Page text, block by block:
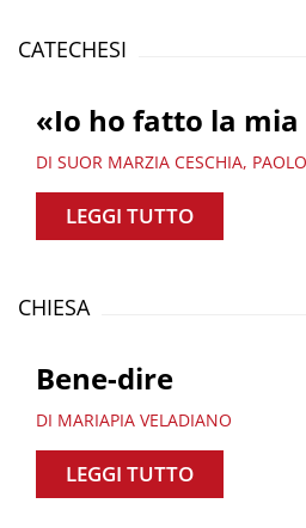
CATECHESI
«Io ho fatto la
DI SUOR MARZIA CESCHIA,
LEGGI TUTTO
CHIESA
Bene-dire
DI MARIAPIA VELADIANO
LEGGI TUTTO